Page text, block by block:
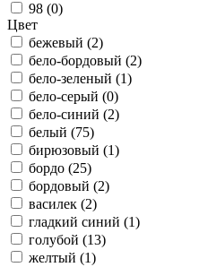
98 (0)
Цвет
бежевый (2)
бело-бордовый (2)
бело-зеленый (1)
бело-серый (0)
бело-синий (2)
белый (75)
бирюзовый (1)
бордо (25)
бордовый (2)
василек (2)
гладкий синий (1)
голубой (13)
желтый (1)